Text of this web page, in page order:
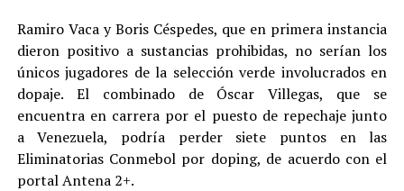
Ramiro Vaca y Boris Céspedes, que en primera instancia
dieron positivo a sustancias prohibidas, no serían los
únicos jugadores de la selección verde involucrados en
dopaje. El combinado de Óscar Villegas, que se
encuentra en carrera por el puesto de repechaje junto
a Venezuela, podría perder siete puntos en las
Eliminatorias Conmebol por doping, de acuerdo con el
portal Antena 2+.